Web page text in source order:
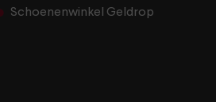
Schoenenwinkel Geldrop